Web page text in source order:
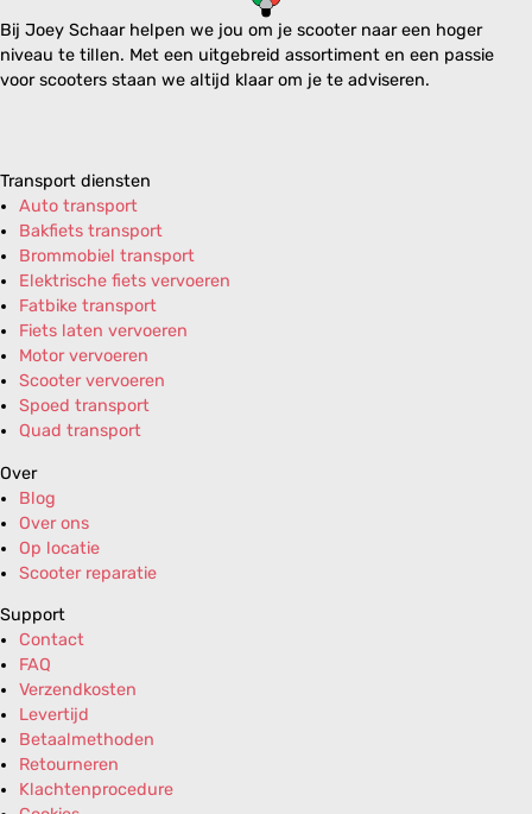
Bij Joey Schaar helpen we jou om je scooter naar een hoger
niveau te tillen. Met een uitgebreid assortiment en een passie
voor scooters staan we altijd klaar om je te adviseren.
Transport diensten
Auto transport
Bakfiets transport
Brommobiel transport
Elektrische fiets vervoeren
Fatbike transport
Fiets laten vervoeren
Motor vervoeren
Scooter vervoeren
Spoed transport
Quad transport
Over
Blog
Over ons
Op locatie
Scooter reparatie
Support
Contact
FAQ
Verzendkosten
Levertijd
Betaalmethoden
Retourneren
Klachtenprocedure